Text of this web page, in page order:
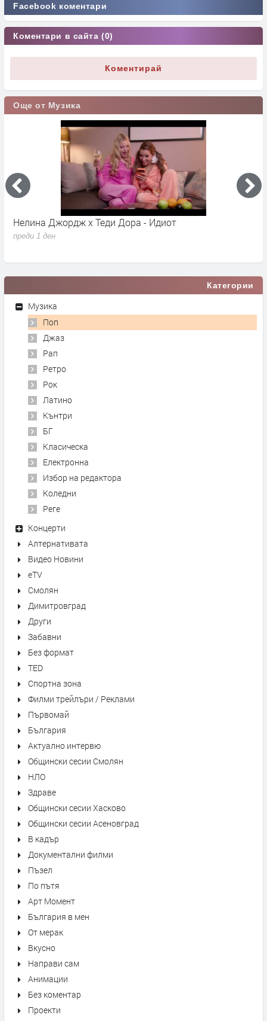
Facebook коментари
Коментари в сайта (0)
Коментирай
Още от Музика
Нелина Джордж x Теди Дора - Идиот
преди 1 ден
Категории
Музика
Поп
Джаз
Рап
Ретро
Рок
Латино
Кънтри
БГ
Класическа
Електронна
Избор на редактора
Коледни
Реге
Концерти
Алтернативата
Видео Новини
eTV
Смолян
Димитровград
Други
Забавни
Без формат
TED
Спортна зона
Филми трейлъри / Реклами
Първомай
България
Актуално интервю
Общински сесии Смолян
НЛО
Здраве
Общински сесии Хасково
Общински сесии Асеновград
В кадър
Документални филми
Пъзел
По пътя
Арт Момент
България в мен
От мерак
Вкусно
Направи сам
Анимации
Без коментар
Проекти